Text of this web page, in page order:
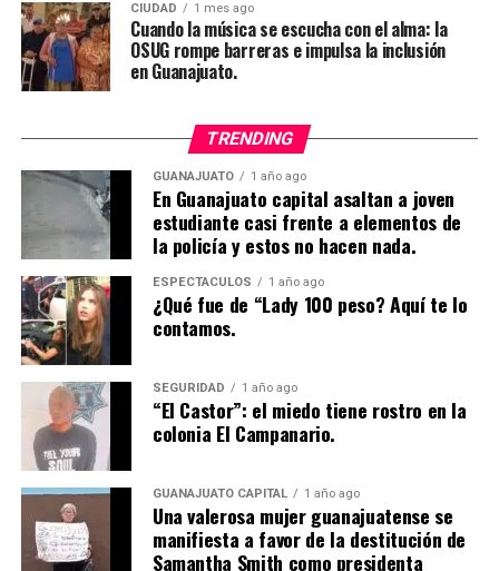
CIUDAD 1 mes ago
Cuando la música se escucha con el alma: la
OSUG rompe barreras e impulsa la inclusión
en Guanajuato.
TRENDING
GUANAJUATO 1 año ago
En Guanajuato capital asaltan a joven
estudiante casi frente a elementos de
la policía y estos no hacen nada.
ESPECTÁCULOS 1 año ago
¿Qué fue de “Lady 100 peso? Aquí te lo
contamos.
SEGURIDAD 1 año ago
“El Castor”: el miedo tiene rostro en la
colonia El Campanario.
GUANAJUATO CAPITAL 1 año ago
Una valerosa mujer guanajuatense se
manifiesta a favor de la destitución de
Samantha Smith como presidenta